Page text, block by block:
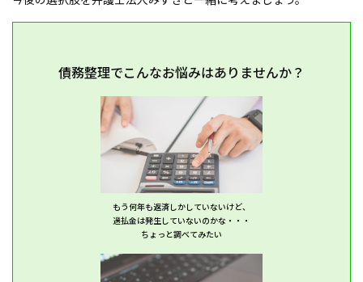
債務整理でこんなお悩みはありませんか？
もう何年も返済しかしていないけど、
過払金は発生していないのかな・・・
ちょっと調べてみたい